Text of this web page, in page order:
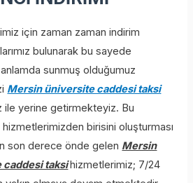
için zaman zaman indirim
bulunarak bu sayede
sunmuş olduğumuz
Mersin üniversite caddesi taksi
ile yerine getirmekteyiz. Bu
birisini oluşturması
son derece önde gelen Mersin
taksi hizmetlerimiz; 7/24